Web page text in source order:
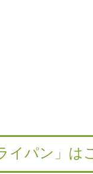
イパン」は